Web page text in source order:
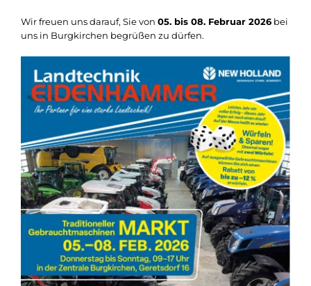
Wir freuen uns darauf, Sie von 05. bis 08. Februar 2026 bei
uns in Burgkirchen begrüßen zu dürfen.